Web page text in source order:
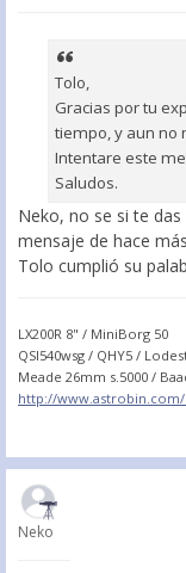
Tolo,
Gracias por tu
tiempo, y aun no
Intentare este
Saludos.
Neko, no se si te
mensaje de hace
Tolo cumplió su
LX200R 8" / MiniBorg 50
QSI540wsg / QHY5 /
Meade 26mm s.5000 /
http://
Neko